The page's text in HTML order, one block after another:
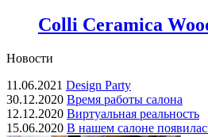
Colli Ceramica
Новости
11.06.2021 Design Party
30.12.2020 Время работы салона
12.12.2020 Виртуальная реальность
15.06.2020 В нашем салоне